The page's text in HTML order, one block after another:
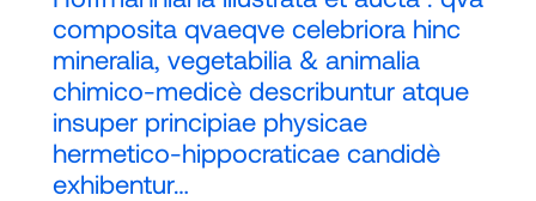
composita qvaeqve celebriora hinc
mineralia, vegetabilia & animalia
chimico-medicè describuntur atque
insuper principiae physicae
hermetico-hippocraticae candidè
exhibentur…